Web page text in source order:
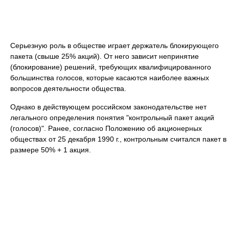
Серьезную роль в обществе играет держатель блокирующего
пакета (свыше 25% акций). От него зависит непринятие
(блокирование) решений, требующих квалифицированного
большинства голосов, которые касаются наиболее важных
вопросов деятельности общества.
Однако в действующем российском законодательстве нет
легального определения понятия "контрольный пакет акций
(голосов)". Ранее, согласно Положению об акционерных
обществах от 25 декабря 1990 г., контрольным считался пакет в
размере 50% + 1 акция.